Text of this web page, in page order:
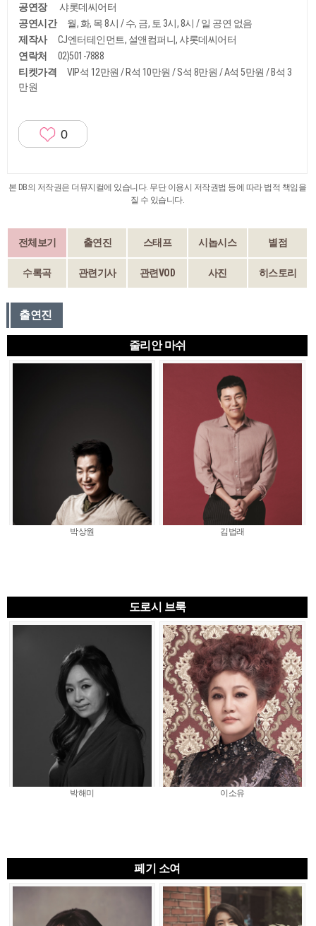
공연장
샤롯데씨어터
공연시간
월, 화, 목 8시 / 수, 금, 토 3시, 8시 / 일 공연 없음
제작사
CJ엔터테인먼트, 설앤컴퍼니, 샤롯데씨어터
연락처
02)501-7888
티켓가격
VIP석 12만원 / R석 10만원 / S석 8만원 / A석 5만원 / B석 3
만원
0
본 DB의 저작권은 더뮤지컬에 있습니다. 무단 이용시 저작권법 등에 따라 법적 책임을
질 수 있습니다.
전체보기 출연진 스태프 시놉시스 별점
수록곡 관련기사 관련VOD 사진 히스토리
출연진
줄리안 마쉬
박상원 김법래
도로시 브룩
박해미 이소유
페기 소여